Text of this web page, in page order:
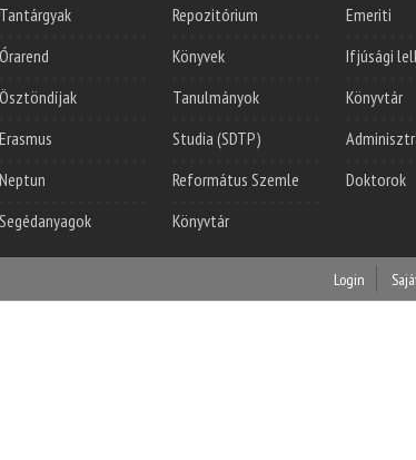
Tantárgyak
Órarend
Ösztöndíjak
Erasmus
Neptun
Segédanyagok
Repozitórium
Könyvek
Tanulmányok
Studia (SDTP)
Református Szemle
Könyvtár
Emeriti
Ifjúsági
Könyvtár
Doktorok
Login